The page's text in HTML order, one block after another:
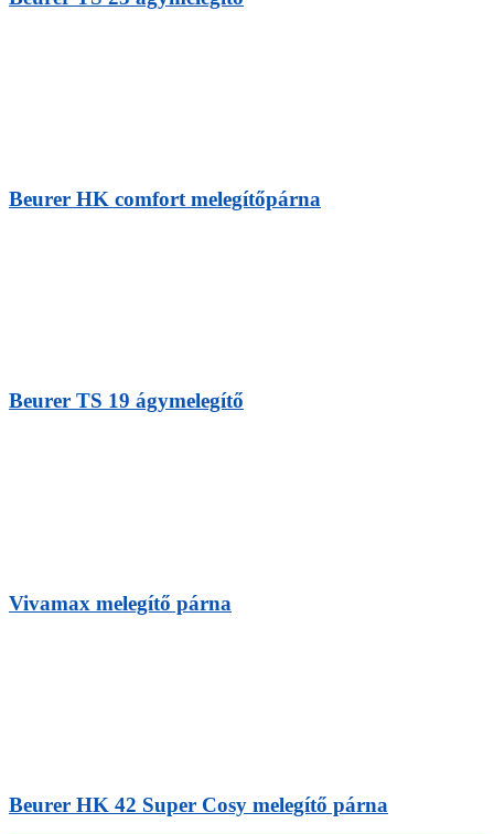
Beurer HK comfort melegítőpárna
Beurer TS 19 ágymelegítő
Vivamax melegítő párna
Beurer HK 42 Super Cosy melegítő párna